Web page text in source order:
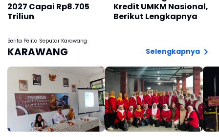
2027 Capai Rp8.705
Triliun
Kredit UMKM Nasional,
Berikut Lengkapnya
Berita Pelita Seputar Karawang
KARAWANG Selengkapnya